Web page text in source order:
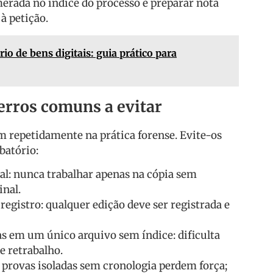
no índice do processo e preparar nota
petição.
de bens digitais: guia prático para
comuns a evitar
repetidamente na prática forense. Evite-os
nunca trabalhar apenas na cópia sem
qualquer edição deve ser registrada e
em um único arquivo sem índice: dificulta
retrabalho.
isoladas sem cronologia perdem força;